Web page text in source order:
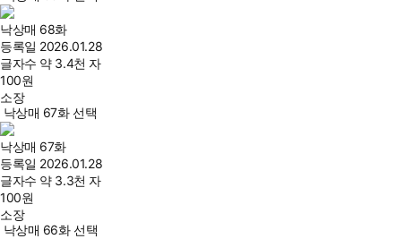
낙상매 68화
등록일 2026.01.28
글자수 약 3.4천 자
100원
소장
낙상매 67화 선택
낙상매 67화
등록일 2026.01.28
글자수 약 3.3천 자
100원
소장
낙상매 66화 선택